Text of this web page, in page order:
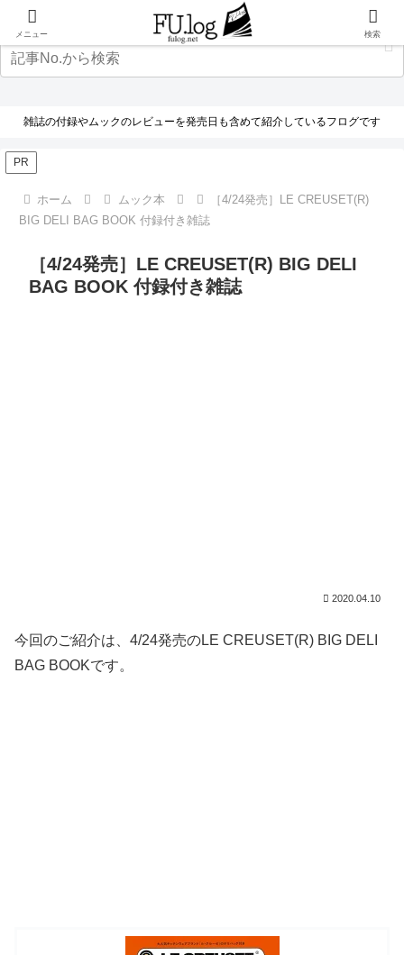
雑誌の付録やムックのレビューを発売日も含めて紹介しているフログです
PR
ホーム ムック本
［4/24発売］LE CREUSET(R)
BIG DELI BAG BOOK 付録付き雑誌
［4/24発売］LE CREUSET(R) BIG DELI
BAG BOOK 付録付き雑誌
2020.04.10
今回のご紹介は、4/24発売のLE CREUSET(R) BIG DELI
BAG BOOKです。
メニュー 検索